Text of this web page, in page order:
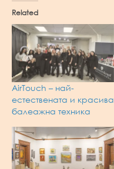
Related
AirTouch – най-
естествената и красива
балеажна техника